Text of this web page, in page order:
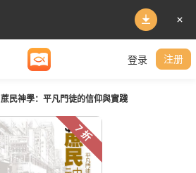
登录 注册
蔗民神學：平凡門徒的信仰與實踐
7 折